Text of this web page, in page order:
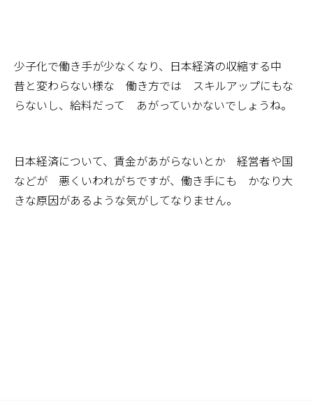
少子化で働き手が少なくなり、日本経済の収縮する中
昔と変わらない様な 働き方では スキルアップにもな
らないし、給料だって あがっていかないでしょうね。
日本経済について、賃金があがらないとか 経営者や国
などが 悪くいわれがちですが、働き手にも かなり大
きな原因があるような気がしてなりません。